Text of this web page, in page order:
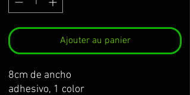
Ajouter au panier
8cm de ancho
adhesivo, 1 color